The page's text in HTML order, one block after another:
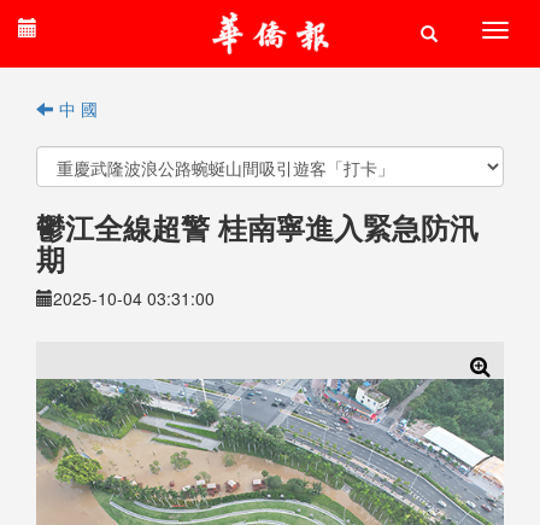
中 國
鬱江全線超警 桂南寧進入緊急防汛
期
2025-10-04 03:31:00